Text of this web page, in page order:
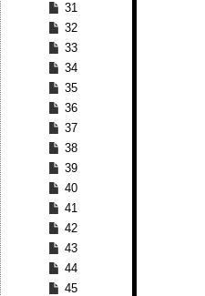
31
32
33
34
35
36
37
38
39
40
41
42
43
44
45